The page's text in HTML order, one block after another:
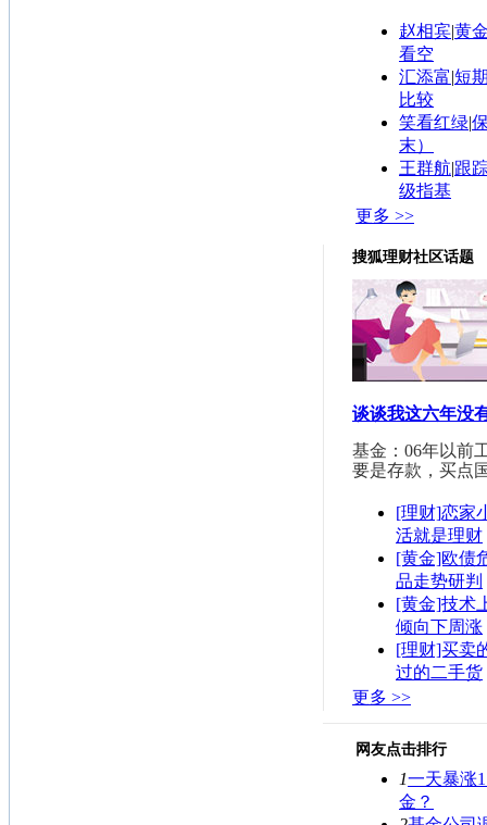
赵相宾|黄
看空
汇添富|短
比较
笑看红绿|
末）
王群航|跟
级指基
更多 >>
搜狐理财社区话题
谈谈我这六年没
基金：06年以前
要是存款，买
[理财]恋家
活就是理财
[黄金]欧债
品走势研判
[黄金]技术
倾向下周涨
[理财]买卖
过的二手货
更多 >>
网友点击排行
1一天暴涨
金？